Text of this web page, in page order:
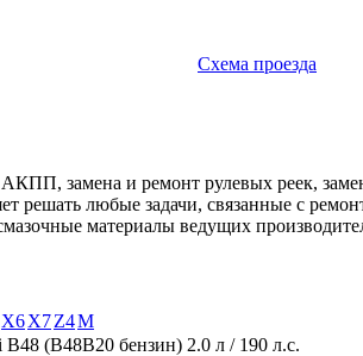
Схема проезда
АКПП, замена и ремонт рулевых реек,
решать любые задачи, связанные с
материалы ведущих
X6X7Z4М
B48 (B48B20 бензин) 2.0 л / 190 л.с.